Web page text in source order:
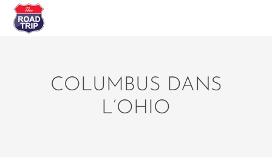
COLUMBUS DANS
L’OHIO